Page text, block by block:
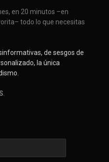
en 20 minutos –en
todo lo que necesitas
de sesgos de
la única